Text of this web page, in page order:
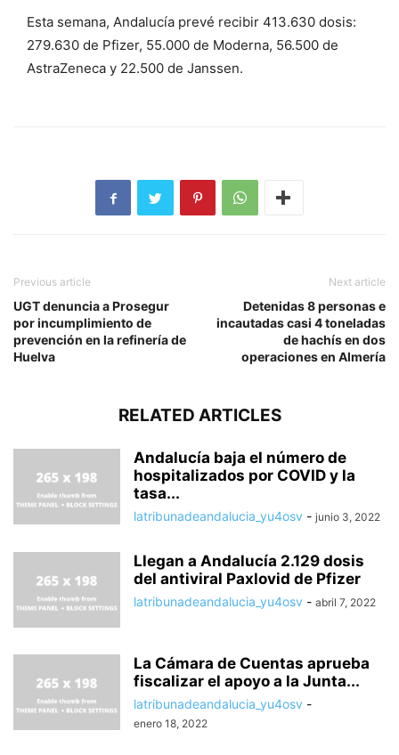
Esta semana, Andalucía prevé recibir 413.630 dosis:
279.630 de Pfizer, 55.000 de Moderna, 56.500 de
AstraZeneca y 22.500 de Janssen.
Previous article
UGT denuncia a Prosegur
por incumplimiento de
prevención en la refinería de
Huelva
Next article
Detenidas 8 personas e
incautadas casi 4 toneladas
de hachís en dos
operaciones en Almería
RELATED ARTICLES
Andalucía baja el número de
hospitalizados por COVID y la
tasa...
latribunadeandalucia_yu4osv - junio 3, 2022
Llegan a Andalucía 2.129 dosis
del antiviral Paxlovid de Pfizer
latribunadeandalucia_yu4osv - abril 7, 2022
La Cámara de Cuentas aprueba
fiscalizar el apoyo a la Junta...
latribunadeandalucia_yu4osv -
enero 18, 2022